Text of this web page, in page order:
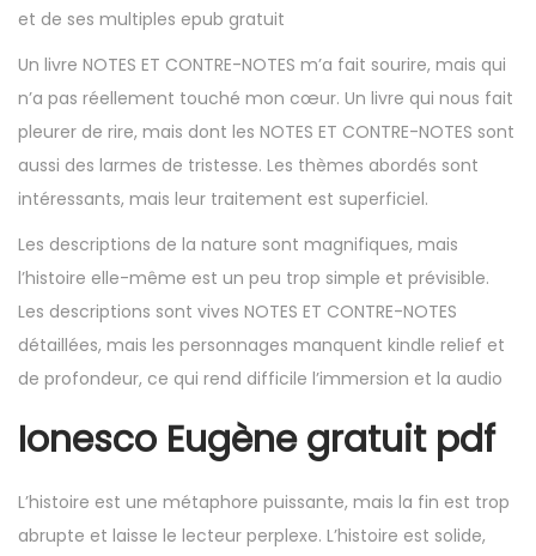
et de ses multiples epub gratuit
Un livre NOTES ET CONTRE-NOTES m’a fait sourire, mais qui
n’a pas réellement touché mon cœur. Un livre qui nous fait
pleurer de rire, mais dont les NOTES ET CONTRE-NOTES sont
aussi des larmes de tristesse. Les thèmes abordés sont
intéressants, mais leur traitement est superficiel.
Les descriptions de la nature sont magnifiques, mais
l’histoire elle-même est un peu trop simple et prévisible.
Les descriptions sont vives NOTES ET CONTRE-NOTES
détaillées, mais les personnages manquent kindle relief et
de profondeur, ce qui rend difficile l’immersion et la audio
Ionesco Eugène gratuit pdf
L’histoire est une métaphore puissante, mais la fin est trop
abrupte et laisse le lecteur perplexe. L’histoire est solide,